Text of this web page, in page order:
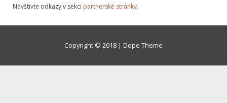
Navštivte odkazy v sekci partnerské stránky.
Copyright © 2018 | Dope Theme